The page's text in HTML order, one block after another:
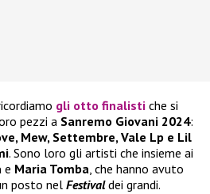
gli otto finalisti che si
pezzi a Sanremo Giovani 2024:
Mew, Settembre, Vale Lp e Lil
. Sono loro gli artisti che insieme ai
e Maria Tomba, che hanno avuto
posto nel Festivaldei grandi.